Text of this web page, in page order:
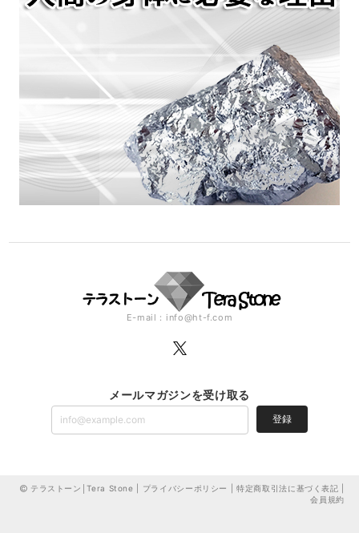
E-mail： info@ht-f.com
メールマガジンを受け取る
登録
テラストーン│Tera Stone | プライバシーポリシー |特定商取引法に基づく表記
会員規約